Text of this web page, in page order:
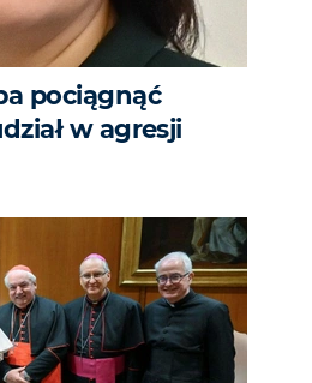
pociągnąć
w agresji